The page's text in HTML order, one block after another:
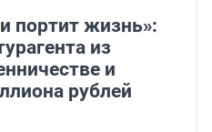
портит жизнь»:
из
и
рублей